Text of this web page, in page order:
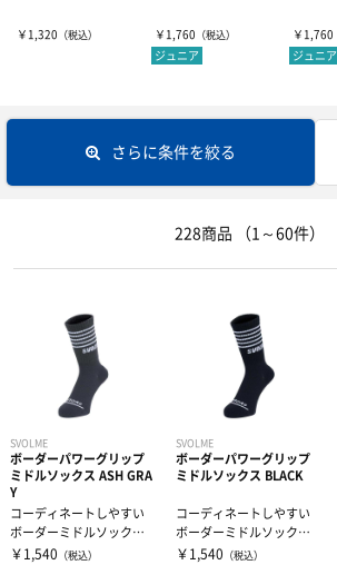
ジュニアインドアシューズ
インナーウェアー
コート
ジュニアインドアシューズ
ジュニア小物
GKグローブ
レフリーウェアー
レフリーグッズ
ボール
サッカーボール5号球
ボールバッグ・空気入れ
バックパック（リュック）
アクセサリー・グッズ
グローブ
ネックウォーマー
シンガード
ビブス
フットボール2026福袋
インナーシャツ
インナーパンツ・タイツ
レディスインナー
サプリメント
アミノ酸
ビタミン・ミネラル
ドリンク
サポーター
ひじ・手首・指用サポーター
大腿・ふくらはぎ用サポーター
テーピング
非伸縮テープ
アイシンググッズ
￥1,320 （税込） ￥1,760 （税込）
ジュニア
￥1,760
ジュニア
228商品 （1～60件）
さらに条件を絞る
SVOLME
ボーダーパワーグリップ
ミドルソックス ASH GRA
Y
コーディネートしやすい
ボーダーミドルソック
ス。くるぶし上はボーダ
￥1,540 （税込）
SVOLME
ボーダーパワーグリップ
ミドルソックス BLACK
コーディネートしやすい
ボーダーミドルソック
ス。くるぶし上はボーダ
￥1,540 （税込）